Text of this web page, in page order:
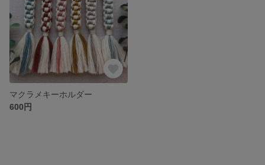
マクラメキーホルダー
600円